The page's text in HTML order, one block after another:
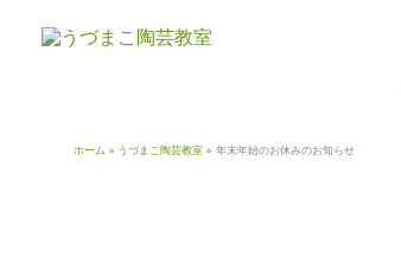
ホーム うづまこ陶芸教室 年末年始のお休みのお知らせ